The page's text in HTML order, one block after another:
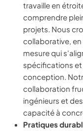
travaille en
comprendre
projets. Nous
collaborative,
mesure qui
spécifications et
conception.
collaboration
ingénieurs et
capacité à
Pratiques